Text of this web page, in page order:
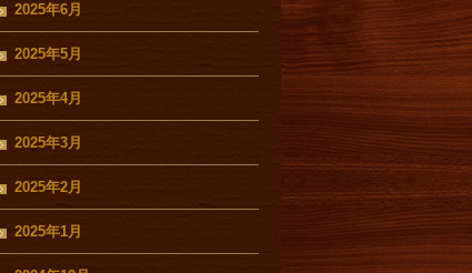
2025年6月
2025年5月
2025年4月
2025年3月
2025年2月
2025年1月